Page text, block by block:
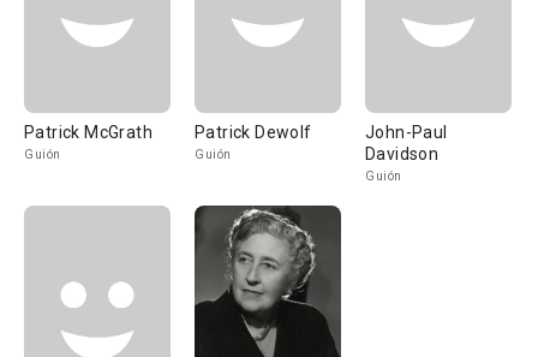
Patrick McGrath
Guión
Patrick Dewolf
Guión
John-Paul
Davidson
Guión